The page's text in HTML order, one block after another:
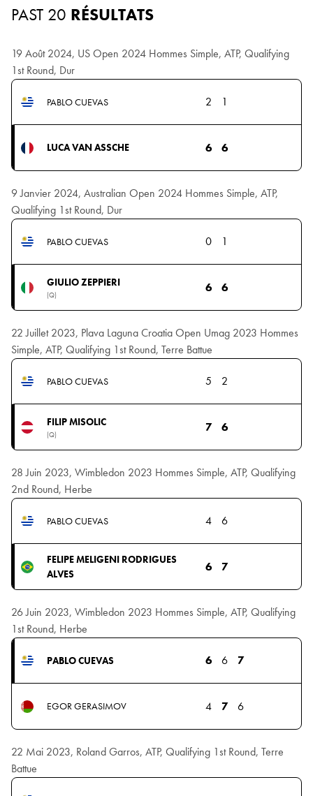
PAST 20 RÉSULTATS
19 Août 2024, US Open 2024 Hommes Simple, ATP, Qualifying
1st Round, Dur
PABLO CUEVAS 2 1
LUCA VAN ASSCHE 6 6
9 Janvier 2024, Australian Open 2024 Hommes Simple, ATP,
Qualifying 1st Round, Dur
PABLO CUEVAS 0 1
GIULIO ZEPPIERI
(Q)
6 6
22 Juillet 2023, Plava Laguna Croatia Open Umag 2023 Hommes
Simple, ATP, Qualifying 1st Round, Terre Battue
PABLO CUEVAS 5 2
FILIP MISOLIC
(Q)
7 6
28 Juin 2023, Wimbledon 2023 Hommes Simple, ATP, Qualifying
2nd Round, Herbe
PABLO CUEVAS 4 6
FELIPE MELIGENI RODRIGUES
ALVES
6 7
26 Juin 2023, Wimbledon 2023 Hommes Simple, ATP, Qualifying
1st Round, Herbe
PABLO CUEVAS 6 6 7
EGOR GERASIMOV 4 7 6
22 Mai 2023, Roland Garros, ATP, Qualifying 1st Round, Terre
Battue